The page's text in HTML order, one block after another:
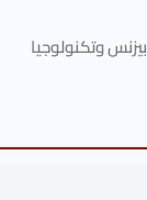
بيزنس وتكنولوجيا